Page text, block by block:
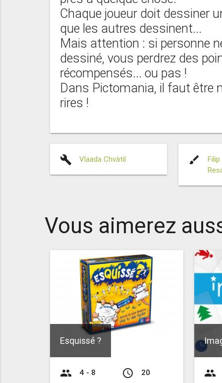
Chaque joueur doit dessiner
que les autres dessinent...
Mais attention : si personne
dessiné, vous perdrez des
récompensés... ou pas !
Dans Pictomania, il faut être
rires !
build Vlaada Chvàtil brush
Vous aimerez
Esquissé ?
group 4 - 8 access_time 20 group